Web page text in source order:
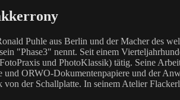
Puhle aus Berlin und der Macher des
"Phase3" nennt. Seit einem
und PhotoKlassik) tätig. Seine
und ORWO-Dokumentenpapiere und der
von der Schallplatte. In seinem Atelier